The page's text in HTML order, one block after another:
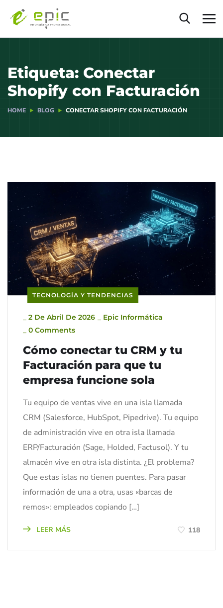
Etiqueta: Conectar
Shopify con Facturación
HOME BLOG CONECTAR SHOPIFY CON FACTURACIÓN
TECNOLOGÍA Y TENDENCIAS
2 De Abril De 2026
Epic Informática
0 Comments
Cómo conectar tu CRM y tu
Facturación para que tu
empresa funcione sola
Tu equipo de ventas vive en una isla llamada
CRM (Salesforce, HubSpot, Pipedrive). Tu equipo
de administración vive en otra isla llamada
ERP/Facturación (Sage, Holded, Factusol). Y tu
almacén vive en otra isla distinta. ¿El problema?
Que estas islas no tienen puentes. Para pasar
información de una a otra, usas «barcas de
remos»: empleados copiando […]
LEER MÁS 118